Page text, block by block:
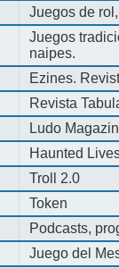
Juegos de
Juegos
naipes.
Ezines.
Revista
Ludo
Haunted
Troll 2.0
Token
Podcasts,
Juego del